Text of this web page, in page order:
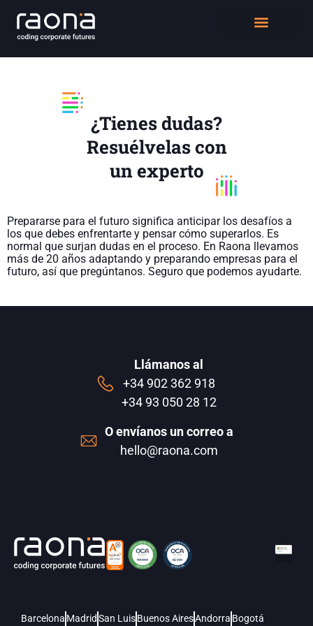
¿Tienes dudas?
Resuélvelas con
un experto
Prepararse para el futuro significa anticipar los desafíos a
los que debes enfrentarte y pensar cómo superarlos. Es
normal que surjan dudas en el proceso. En Raona llevamos
más de 20 años adaptando y preparando empresas para el
futuro, así que pregúntanos. Seguro que podemos ayudarte.
Llámanos al
+34 902 362 918
+34 93 050 28 12
O envíanos un correo a
hello@raona.com
Barcelona MadridSan LuisBuenos AiresAndorra Bogotá